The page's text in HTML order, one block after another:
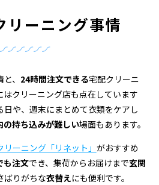
リーニング事情
、 24時間注文できる宅配クリーニ
はクリーニング店も点在しています
や、週末にまとめて衣類をケアし
の持ち込みが難しい場面もあります。
リーニング「リネット」 がおすすめ
も注文でき、集荷からお届けまで玄関
ばりがちな衣替えにも便利です。